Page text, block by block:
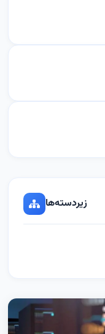
زیردسته‌ها